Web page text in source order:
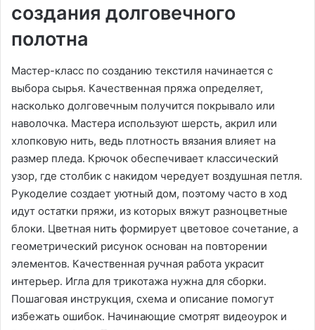
создания долговечного
полотна
Мастер-класс по созданию текстиля начинается с
выбора сырья․ Качественная пряжа определяет,
насколько долговечным получится покрывало или
наволочка․ Мастера используют шерсть, акрил или
хлопковую нить, ведь плотность вязания влияет на
размер пледа․ Крючок обеспечивает классический
узор, где столбик с накидом чередует воздушная петля․
Рукоделие создает уютный дом, поэтому часто в ход
идут остатки пряжи, из которых вяжут разноцветные
блоки․ Цветная нить формирует цветовое сочетание, а
геометрический рисунок основан на повторении
элементов․ Качественная ручная работа украсит
интерьер․ Игла для трикотажа нужна для сборки․
Пошаговая инструкция, схема и описание помогут
избежать ошибок․ Начинающие смотрят видеоурок и